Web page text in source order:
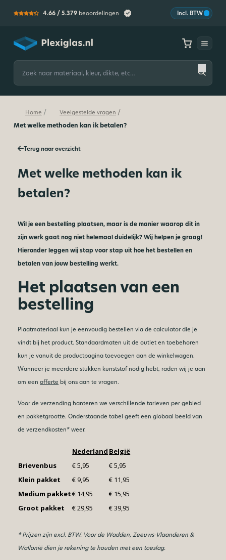
4.66 / 5.379 beoordelingen Incl. BTW
Plexiglas
Zoeken
naar:
Home / Veelgestelde vragen /
Met welke methoden kan ik betalen?
Terug naar overzicht
Met welke methoden kan ik
betalen?
Wil je een bestelling plaatsen, maar is de manier waarop dit in
zijn werk gaat nog niet helemaal duidelijk? Wij helpen je graag!
Hieronder leggen wij stap voor stap uit hoe het bestellen en
betalen van jouw bestelling werkt.
Het plaatsen van een
bestelling
Plaatmateriaal kun je eenvoudig bestellen via de calculator die je
vindt bij het product. Standaardmaten uit de outlet en toebehoren
kun je vanuit de productpagina toevoegen aan de winkelwagen.
Wanneer je meerdere stukken kunststof nodig hebt, raden wij je aan
om eenofferte bij ons aan te vragen.
Voor de verzending hanteren we verschillende tarieven per gebied
en pakketgrootte. Onderstaande tabel geeft een globaal beeld van
de verzendkosten* weer.
Nederland België
Brievenbus
€ 5,95
€ 5,95
Klein pakket
€ 9,95
€ 11,95
Medium pakket€ 14,95
€ 15,95
Groot pakket
€ 29,95 € 39,95
* Prijzen zijn excl. BTW. Voor de Wadden, Zeeuws-Vlaanderen &
Wallonië dien je rekening te houden met een toeslag.